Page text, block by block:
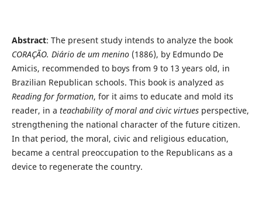
Abstract: The present study intends to analyze the book
CORAÇÃO. Diário de um menino(1886), by Edmundo De
Amicis, recommended to boys from 9 to 13 years old, in
Brazilian Republican schools. This book is analyzed as
Reading for formation, for it aims to educate and mold its
reader, in a teachability of moral and civic virtuesperspective,
strengthening the national character of the future citizen.
In that period, the moral, civic and religious education,
became a central preoccupation to the Republicans as a
device to regenerate the country.